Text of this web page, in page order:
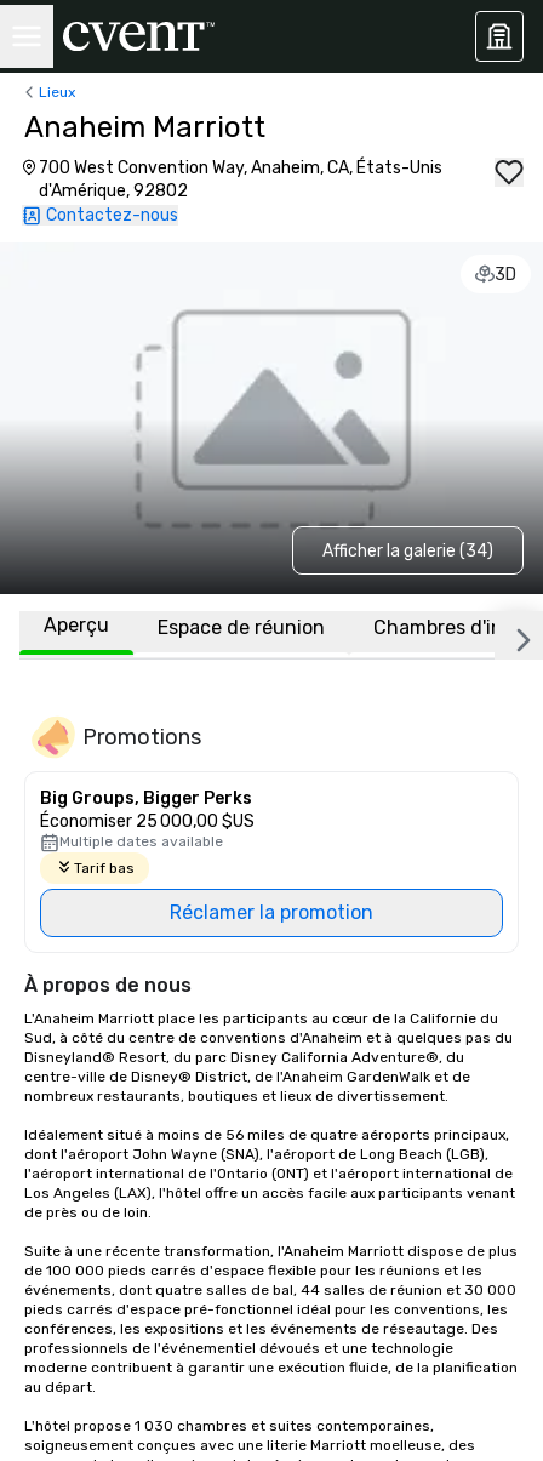
Lieux
Anaheim Marriott
700 West Convention Way, Anaheim, CA, États-Unis
d'Amérique, 92802
Contactez-nous
3D
Afficher la galerie (34)
Aperçu Espace de réunion Chambres
Promotions
Big Groups, Bigger Perks
Économiser 25 000,00 $US
Multiple dates available
Tarif bas
Réclamer la promotion
À propos de nous
L'Anaheim Marriott place les participants au cœur de la Californie du
Sud, à côté du centre de conventions d'Anaheim et à quelques pas du
Disneyland® Resort, du parc Disney California Adventure®, du
centre-ville de Disney® District, de l'Anaheim GardenWalk et de
nombreux restaurants, boutiques et lieux de divertissement.
Idéalement situé à moins de 56 miles de quatre aéroports principaux,
dont l'aéroport John Wayne (SNA), l'aéroport de Long Beach (LGB),
l'aéroport international de l'Ontario (ONT) et l'aéroport international de
Los Angeles (LAX), l'hôtel offre un accès facile aux participants venant
de près ou de loin.
Suite à une récente transformation, l'Anaheim Marriott dispose de plus
de 100 000 pieds carrés d'espace flexible pour les réunions et les
événements, dont quatre salles de bal, 44 salles de réunion et 30 000
pieds carrés d'espace pré-fonctionnel idéal pour les conventions, les
conférences, les expositions et les événements de réseautage. Des
professionnels de l'événementiel dévoués et une technologie
moderne contribuent à garantir une exécution fluide, de la planification
au départ.
L'hôtel propose 1 030 chambres et suites contemporaines,
soigneusement conçues avec une literie Marriott moelleuse, des